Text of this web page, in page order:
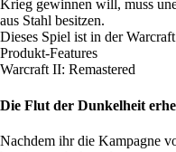
Krieg gewinnen will, muss
aus Stahl besitzen.
Dieses Spiel ist in der
Produkt-Features
Warcraft II: Remastered
Die Flut der Dunkelheit
Nachdem ihr die Kampagne